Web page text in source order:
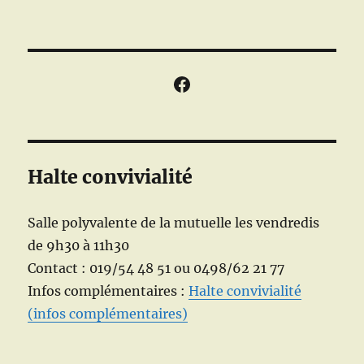
Facebook
Halte convivialité
Salle polyvalente de la mutuelle les vendredis
de 9h30 à 11h30
Contact : 019/54 48 51 ou 0498/62 21 77
Infos complémentaires :Halte convivialité
(infos complémentaires)